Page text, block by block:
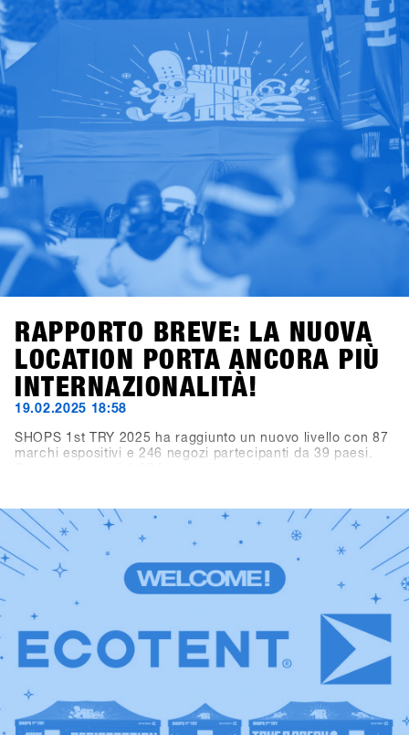
iscrivetevi entro le prime tre settimane per approfittare
dell’Early Bird Package con 2×2 lift pass di due giorni e
voucher per bevande per due membri del vostro team.
Offerta valida per tutte le iscrizioni entro il 28 novembre
2025.Good times con shredding, check, confronto e high-
five – il meeting business più rilassato dell’anno da non
perdere. Ci vediamo a Hochfügen!
RAPPORTO BREVE: LA NUOVA
LOCATION PORTA ANCORA PIÙ
INTERNAZIONALITÀ!
19.02.2025 18:58
SHOPS 1st TRY 2025 ha raggiunto un nuovo livello con 87
marchi espositivi e 246 negozi partecipanti da 39 paesi.
noleggi demo. In sintesi, Hochfügen come nuova location
ha offerto le condizioni ideali per il più grande evento B2B
mondiale dell’industria dello snowboard.Rivivi i momenti
migliori: scorri tra i highlights e le foto top del 2025 e dai
uno sguardo alla storia di SHOPS 1st TRY. Un grande
grazie a tutti i negozi, marchi, media e partner per aver
reso questo evento speciale e indimenticabile. Non
vediamo l’ora di rivedervi il prossimo anno.Save the date:
SHOPS 1st TRY torna a Hochfügen dal 18 al 20 gennaio
2026!